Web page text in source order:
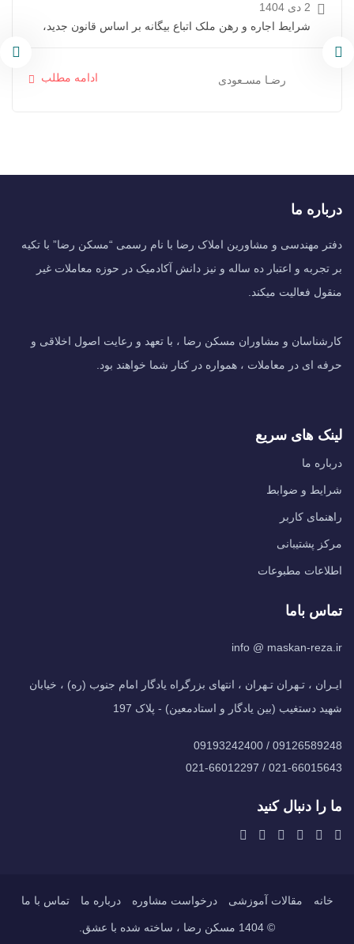
2 دی 1404
شرایط اجاره و رهن ملک اتباع بیگانه بر اساس قانون جدید،
رضـا مسـعودی ادامه مطلب
درباره ما
دفتر مهندسی و مشاورین املاک رضا با نام رسمی “مسکن رضا” با تکیه
بر تجربه و اعتبار ده ساله و نیز دانش آکادمیک در حوزه معاملات غیر
منقول فعالیت میکند.
کارشناسان و مشاوران مسکن رضا ، با تعهد و رعایت اصول اخلاقی و
حرفه ای در معاملات ، همواره در کنار شما خواهند بود.
لینک های سریع
درباره ما
شرایط و ضوابط
راهنمای کاربر
مرکز پشتیبانی
اطلاعات مطبوعات
تماس باما
info @ maskan-reza.ir
ایـران ، تـهران تـهران ، انتهای بزرگراه یادگار امام جنوب (ره) ، خیابان
شهید دستغیب (بین یادگار و استادمعین) - پلاک 197
09126589248 / 09193242400
021-66015643 / 021-66012297
ما را دنبال کنید
خانه مقالات آموزشی درخواست مشاوره درباره ما تماس با ما
© 1404 مسکن رضا ، ساخته شده با عشق.